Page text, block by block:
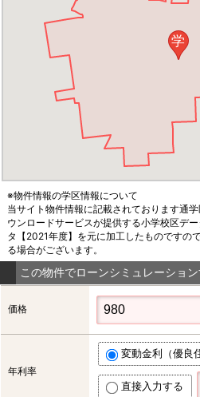
学
※物件情報の学区情報について
当サイト物件情報に記載されております通
ウンロードサービスが提供する小学校区デ
タ【2021年度】を元に加工したものですの
る場合がございます。
この物件でローンシミュレーション
価格
年利率
変動金利（優良
直接入力する